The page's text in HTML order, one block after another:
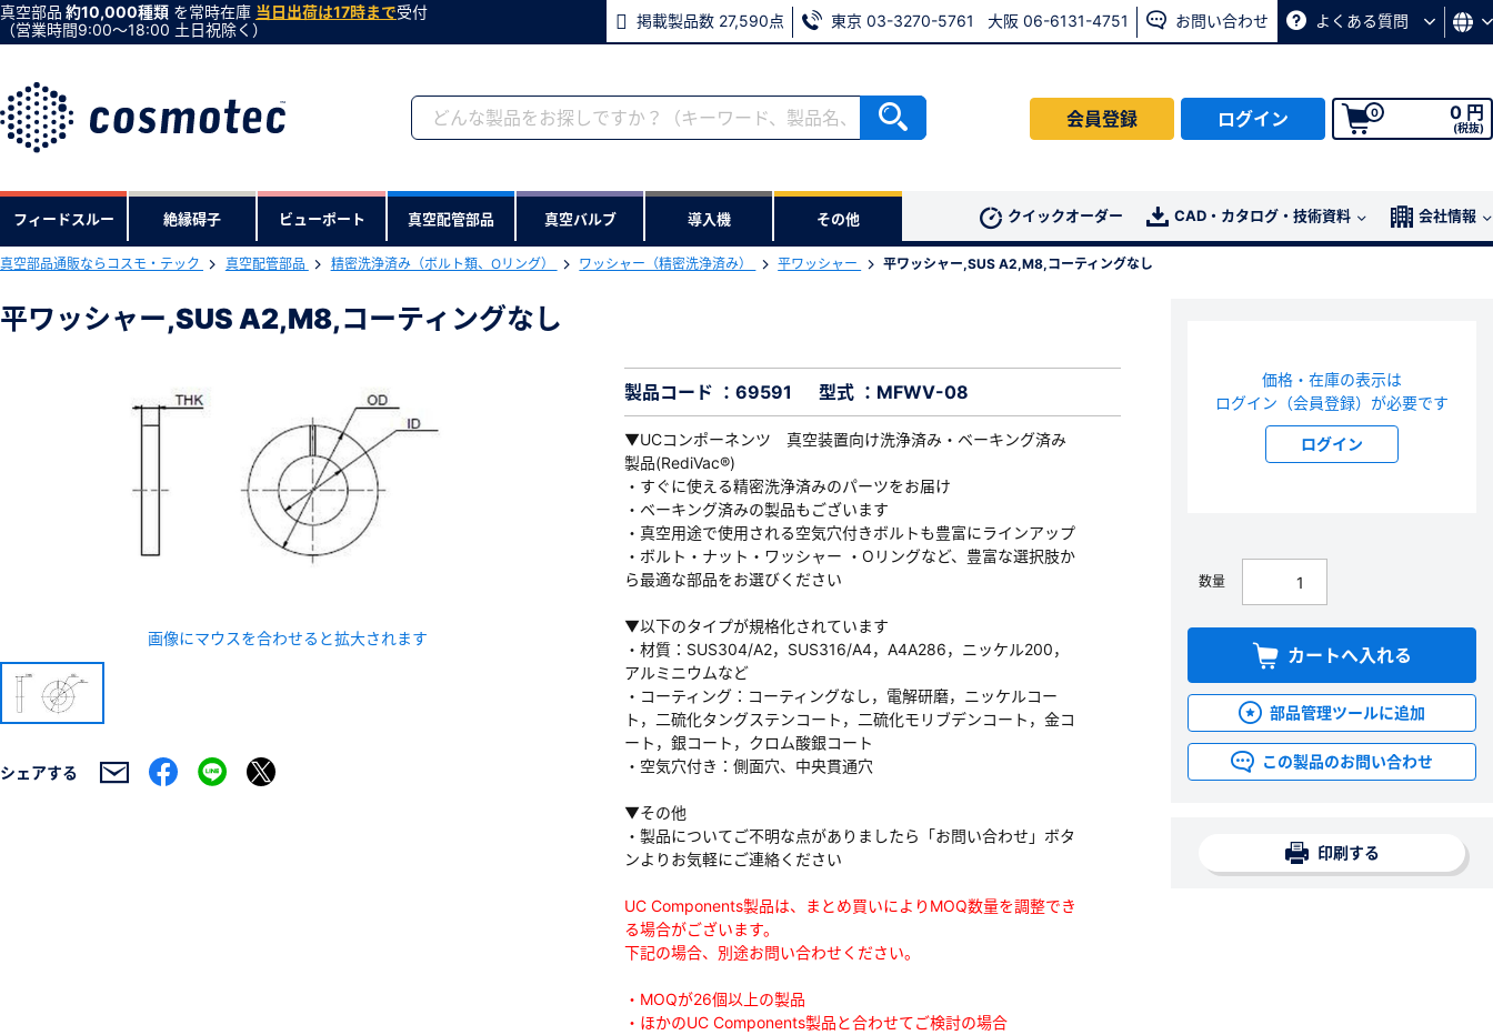
真空部品 約10,000種類 を常時在庫 当日出荷は17時まで受付
（営業時間9:00〜18:00 土日祝除く）
掲載製品数 27,590点 東京 03-3270-5761 大阪 06-6131-4751 お問い合わせ よくある質問
会員登録 ログイン 0 0 円
(税抜)
フィードスルー 絶縁碍子 ビューポート 真空配管部品 真空バルブ 導入機 その他 クイックオーダー CAD・カタログ・技術資料 会社情報
真空部品通販ならコスモ・テック 真空配管部品 精密洗浄済み（ボルト類、Oリング） ワッシャー（精密洗浄済み） 平ワッシャー 平ワッシャー,SUS A2,M8,コーティングなし
平ワッシャー,SUS A2,M8,コーティングなし
画像にマウスを合わせると拡大されます
シェアする
製品コード ：69591 型式 ：MFWV-08
▼UCコンポーネンツ 真空装置向け洗浄済み・ベーキング済み
製品(RediVac®)
・すぐに使える精密洗浄済みのパーツをお届け
・ベーキング済みの製品もございます
・真空用途で使用される空気穴付きボルトも豊富にラインアップ
・ボルト・ナット・ワッシャー ・Oリングなど、豊富な選択肢か
ら最適な部品をお選びください
▼以下のタイプが規格化されています
・材質：SUS304/A2，SUS316/A4，A4A286，ニッケル200，
アルミニウムなど
・コーティング：コーティングなし，電解研磨，ニッケルコー
ト，二硫化タングステンコート，二硫化モリブデンコート，金コ
ート，銀コート，クロム酸銀コート
・空気穴付き：側面穴、中央貫通穴
▼その他
・製品についてご不明な点がありましたら「お問い合わせ」ボタ
ンよりお気軽にご連絡ください
UC Components製品は、まとめ買いによりMOQ数量を調整でき
る場合がございます。
下記の場合、別途お問い合わせください。
・MOQが26個以上の製品
・ほかのUC Components製品と合わせてご検討の場合
価格・在庫の表示は
ログイン（会員登録）が必要です
ログイン
数量
カートへ入れる
部品管理ツールに追加
この製品のお問い合わせ
印刷する
下記製品のRoHS2適合報告書のダウンロードをします。
会社・学校・研究機関名
ダウンロードする
会員登録がお済みでない方
会員登録をすれば、便利な機能がご利用いただけます。
※新規会員登録をお申し込み頂いてから本登録となるまで、数日間かかる場合があります。
また当社の判断によりお断りする場合があります。
会員の方はこちら
※メールアドレスを忘れた方は、
よりお問い合わせください